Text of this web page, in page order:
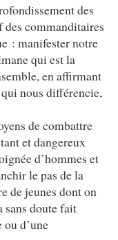
des
commanditaires
: manifester notre
qui est la
en affirmant
nous différencie,
de combattre
et dangereux
d’hommes et
le pas de la
de jeunes dont on
sans doute fait
d’une